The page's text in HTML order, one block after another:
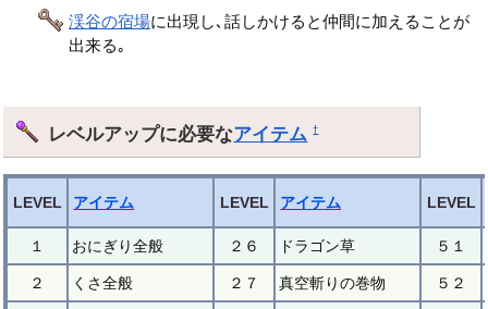
渓谷の宿場に出現し､話しかけると仲間に加えることが
出来る｡
レベルアップに必要なアイテム †
LEVEL アイテム LEVEL アイテム LEVEL
１ おにぎり全般 ２６ ドラゴン草 ５１
２ くさ全般 ２７ 真空斬りの巻物 ５２